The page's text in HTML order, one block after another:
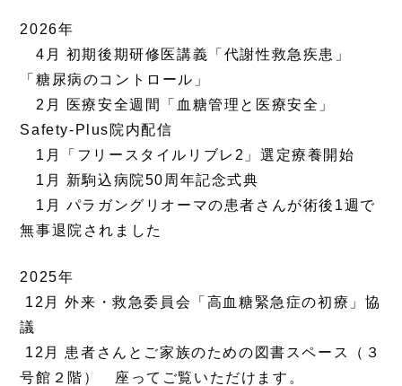
2026年
4月 初期後期研修医講義「代謝性救急疾患」
「糖尿病のコントロール」
2月 医療安全週間「血糖管理と医療安全」
Safety-Plus院内配信
1月「フリースタイルリブレ2」選定療養開始
1月 新駒込病院50周年記念式典
1月 パラガングリオーマの患者さんが術後1週で
無事退院されました
2025年
12月 外来・救急委員会「高血糖緊急症の初療」協
議
12月 患者さんとご家族のための図書スペース（３
号館２階） 座ってご覧いただけます。